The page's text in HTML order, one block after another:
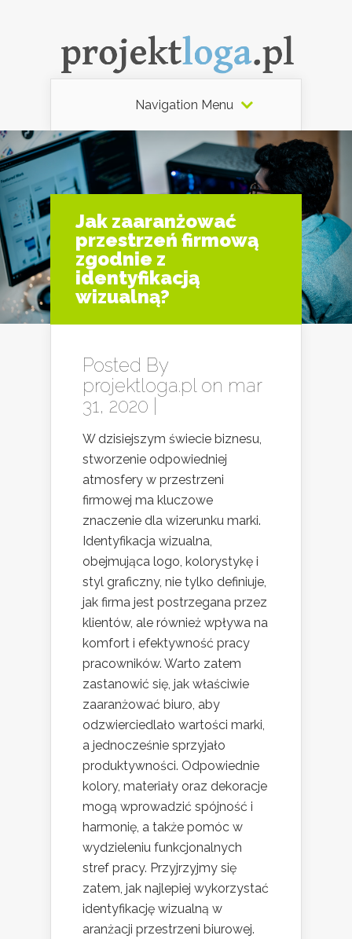
Navigation Menu
Jak zaaranżować
przestrzeń firmową
zgodnie z
identyfikacją
wizualną?
Posted By
projektloga.pl on mar
31, 2020 |
W dzisiejszym świecie biznesu,
stworzenie odpowiedniej
atmosfery w przestrzeni
firmowej ma kluczowe
znaczenie dla wizerunku marki.
Identyfikacja wizualna,
obejmująca logo, kolorystykę i
styl graficzny, nie tylko definiuje,
jak firma jest postrzegana przez
klientów, ale również wpływa na
komfort i efektywność pracy
pracowników. Warto zatem
zastanowić się, jak właściwie
zaaranżować biuro, aby
odzwierciedlało wartości marki,
a jednocześnie sprzyjało
produktywności. Odpowiednie
kolory, materiały oraz dekoracje
mogą wprowadzić spójność i
harmonię, a także pomóc w
wydzieleniu funkcjonalnych
stref pracy. Przyjrzyjmy się
zatem, jak najlepiej wykorzystać
identyfikację wizualną w
aranżacji przestrzeni biurowej.